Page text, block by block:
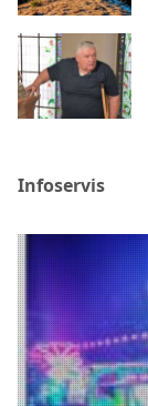
Infoservis